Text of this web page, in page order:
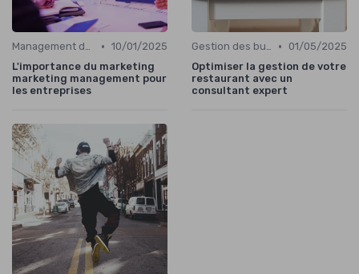
Management des équipes marketing • 10/01/2025
L'importance du marketing
marketing management pour
les entreprises
Gestion des budgets marketing •
01/05/2025
Optimiser la gestion de votre
restaurant avec un
consultant expert